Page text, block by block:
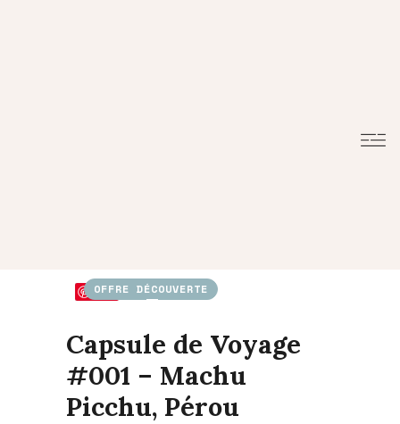
OFFRE DÉCOUVERTE
Save
Capsule de Voyage
#001 – Machu
Picchu, Pérou